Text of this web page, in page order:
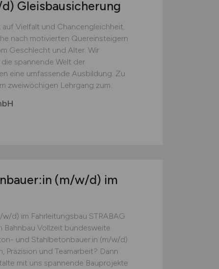
Gleisbausicherung
Vielfalt und Chancengleichheit.
nach motivierten Quereinsteigern
Geschlecht und Alter. Wir
spannende Welt der
eine umfassende Ausbildung. Zu
zweiwöchigen Lehrgang zum...
(m/w/d) im
d) im Fahrleitungsbau STRABAG
Bahnbau Vollzeit bundesweite
und Stahlbetonbauer:in (m/w/d)
Präzision und Teamarbeit? Dann
mit uns spannende Bauprojekte